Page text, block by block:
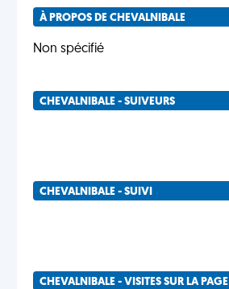
À PROPOS DE CHEVALNIBALE
Non spécifié
CHEVALNIBALE - SUIVEURS
CHEVALNIBALE - SUIVI
CHEVALNIBALE - VISITES SUR LA PAGE